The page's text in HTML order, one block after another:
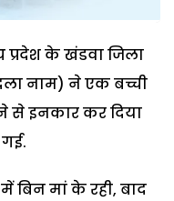
प्रदेश के खंडवा जिला
नाम) ने एक बच्ची
से इनकार कर दिया
बिन मां के रही, बाद